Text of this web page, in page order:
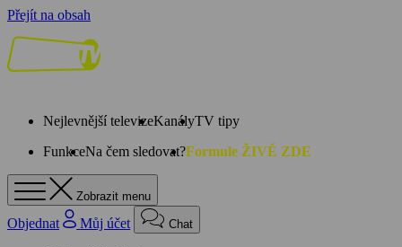
Přejít na obsah
Nejlevnější televizeKanályTV tipy
FunkceNa čem sledovat?Formule ŽIVĚ ZDE
Zobrazit menu
Objednat Můj účet Chat